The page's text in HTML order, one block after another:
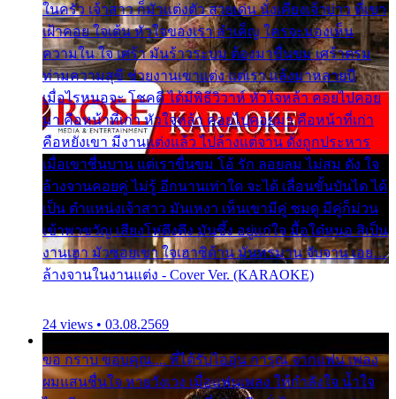
ในครัว เจ้าสาว ก็มัวแต่งตัว สวยเด่น นั่งเคียงเจ้าบ่าว ที่เขา
เฝ้าคอย ใจเต้น หัวใจของเรา ลำเค็ญ ใครจะมองเห็น
ความใน ใจ เศร้า มันร้าวระบม ต้องมาขื่นขม เศร้าตรม
ท่ามความสุขี ช่วยงานเขาแต่ง แต่เรา แล้งมาหลายปี
เมื่อไรหนอจะ โชคดี ได้มีพิธีวิวาห์ หัวใจหล้า คอยไปคอย
มา คือหน้าที่เก่า หัวใจหล้า คอยไปคอยมา คือหน้าที่เก่า
คือหยังเขา มีงานแต่งแล้ว ไปล้างแต่จาน ดั่งถูกประหาร
เมื่อเขาชื่นบาน แต่เราขื่นขม โอ้ รัก ลอยลม ไม่สม ดัง ใจ
ล้างจานคอยคู่ ไม่รู้ อีกนานเท่าใด จะได้ เลื่อนขั้นบันได ได้
เป็น ตำแหน่งเจ้าสาว มันเหงา เห็นเขามีคู่ ซมดู มีคู่ก็ม่วน
เข้าพาขวัญ เสียงโห่ตึงตึง มันซึ้ง อยู่แก่ใจ มื้อใด๋หนอ สิเป็น
งานเฮา มัวซอยเขา ใจเฮาซิด้าน มันทรมาน จับจาน เอย…
ล้างจานในงานแต่ง - Cover Ver. (KARAOKE)
24 views • 03.08.2569
ขอ กราบ ขอบคุณ.... ที่ได้รับไออุ่น การุณ จากแฟน เพลง
ผมแสนชื่นใจ หายวังเวง เมื่อแฟนเพลง ให้กำลังใจ น้ำใจ